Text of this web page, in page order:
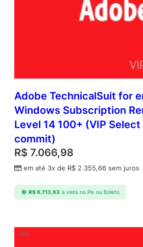
Adobe TechnicalSuit for
Windows Subscription
Level 14 100+ (VIP
commit)
R$ 7.066,98
em até 3x de R$ 2.355,66 sem juros
R$6.713,63 à vista no Pix ou Boleto